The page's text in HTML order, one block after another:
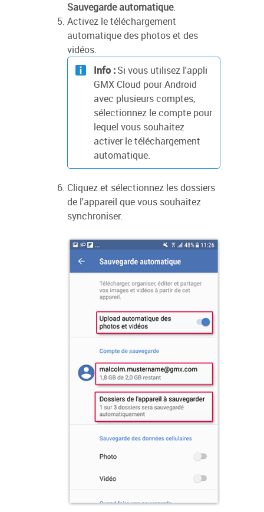
Sauvegarde automatique.
Activez le téléchargement
automatique des photos et des
vidéos.
Info :Si vous utilisez l'appli
GMX Cloud pour Android
avec plusieurs comptes,
sélectionnez le compte pour
lequel vous souhaitez
activer le téléchargement
automatique.
Cliquez et sélectionnez les dossiers
de l'appareil que vous souhaitez
synchroniser.